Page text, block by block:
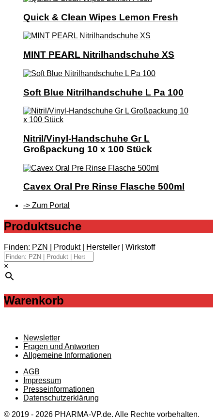
Quick & Clean Wipes Lemon Fresh
MINT PEARL Nitrilhandschuhe XS
Soft Blue Nitrilhandschuhe L Pa 100
Nitril/Vinyl-Handschuhe Gr L
Großpackung 10 x 100 Stück
Cavex Oral Pre Rinse Flasche 500ml
-> Zum Portal
Produktsuche
Finden: PZN | Produkt | Hersteller | Wirkstoff
×
Warenkorb
Newsletter
Fragen und Antworten
Allgemeine Informationen
AGB
Impressum
Presseinformationen
Datenschutzerklärung
© 2019 - 2026 PHARMA-VP.de, Alle Rechte vorbehalten.